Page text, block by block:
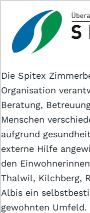
Das Jobportal für
Gesundheitsberufe.
Die Spitex
Organisation
Beratung,
Menschen
aufgrund
externe Hilfe
den
Thalwil, Kilchberg,
Albis ein
gewohnten Umfeld.
Für Stellensuchende
Für Arbeitgeber
Partner von